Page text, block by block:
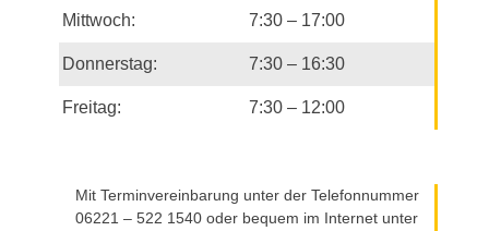
Mittwoch: 7:30 – 17:00
Donnerstag: 7:30 – 16:30
Freitag: 7:30 – 12:00
Mit Terminvereinbarung unter der Telefonnummer
06221 – 522 1540 oder bequem im Internet unter